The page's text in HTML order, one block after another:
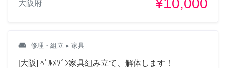
大阪府 ¥10,000
weekend 修理・組立 ▸ 家具
[大阪] ﾍﾞﾙﾒｿﾞﾝ家具組み立て、解体します！